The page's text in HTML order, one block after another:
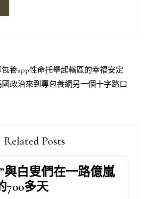
養app性命托舉起轄區的幸福安定
政治來到專包養網另一個十字路口
Related Posts
與白叟們在一路億嵐
700多天